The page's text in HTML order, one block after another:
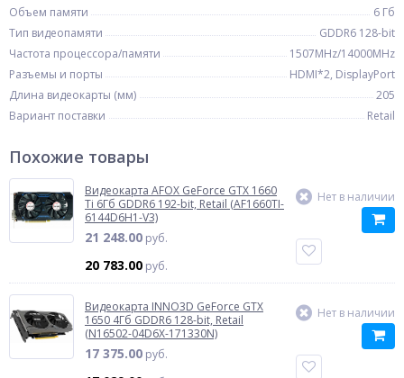
Объем памяти
6 Гб
Тип видеопамяти
GDDR6 128-bit
Частота процессора/памяти
1507MHz/14000MHz
Разъемы и порты
HDMI*2, DisplayPort
Длина видеокарты (мм)
205
Вариант поставки
Retail
Похожие товары
Видеокарта AFOX GeForce GTX 1660
Ti 6Гб GDDR6 192-bit, Retail (AF1660TI-
6144D6H1-V3)
21 248.00 руб.
20 783.00 руб.
Нет в наличии
Видеокарта INNO3D GeForce GTX
1650 4Гб GDDR6 128-bit, Retail
(N16502-04D6X-171330N)
17 375.00 руб.
Нет в наличии